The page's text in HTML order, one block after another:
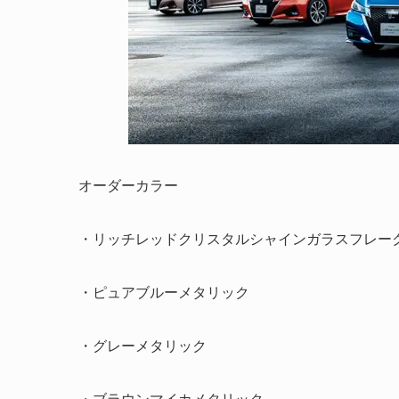
オーダーカラー
・リッチレッドクリスタルシャインガラスフレー
・ピュアブルーメタリック
・グレーメタリック